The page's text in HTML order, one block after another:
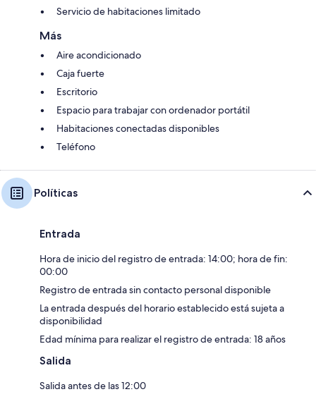
Servicio de habitaciones limitado
Más
Aire acondicionado
Caja fuerte
Escritorio
Espacio para trabajar con ordenador portátil
Habitaciones conectadas disponibles
Teléfono
Políticas
Entrada
Hora de inicio del registro de entrada: 14:00; hora de fin:
00:00
Registro de entrada sin contacto personal disponible
La entrada después del horario establecido está sujeta a
disponibilidad
Edad mínima para realizar el registro de entrada: 18 años
Salida
Salida antes de las 12:00